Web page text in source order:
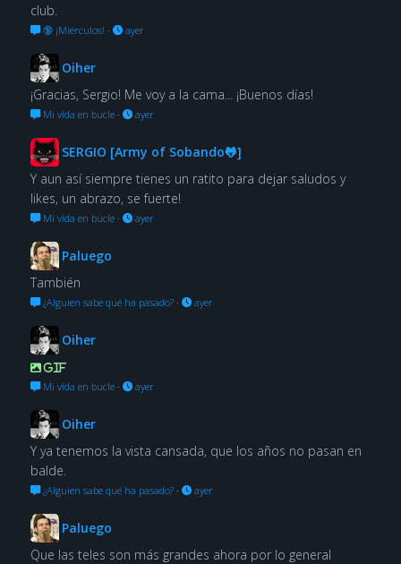
club.
🔞 ¡Miérculos! · ayer
Oiher
¡Gracias, Sergio! Me voy a la cama... ¡Buenos días!
Mi vida en bucle· ayer
SERGIO [Army of Sobando🐸]
Y aun así siempre tienes un ratito para dejar saludos y
likes, un abrazo, se fuerte!
Mi vida en bucle· ayer
Paluego
También
¿Alguien sabe qué ha pasado?· ayer
Oiher
GIF
Mi vida en bucle· ayer
Oiher
Y ya tenemos la vista cansada, que los años no pasan en
balde.
¿Alguien sabe qué ha pasado?· ayer
Paluego
Que las teles son más grandes ahora por lo general